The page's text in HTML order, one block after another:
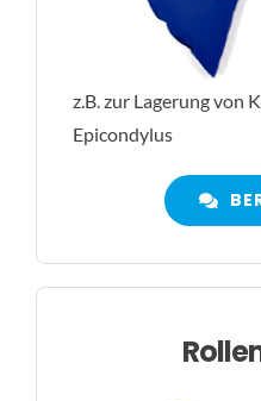
z.B. zur Lagerung von
Epicondylus